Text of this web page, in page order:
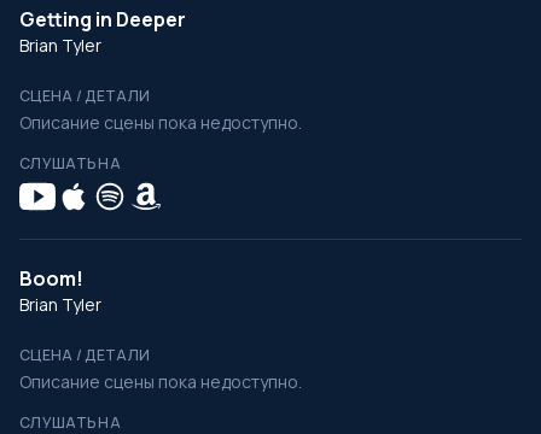
Getting in Deeper
Brian Tyler
СЦЕНА / ДЕТАЛИ
Описание сцены пока недоступно.
СЛУШАТЬ НА
Boom!
Brian Tyler
СЦЕНА / ДЕТАЛИ
Описание сцены пока недоступно.
СЛУШАТЬ НА